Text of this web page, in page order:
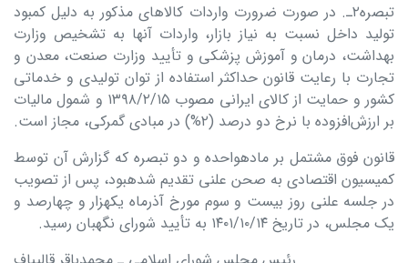
تبصره۲ـ. در صورت ضرورت واردات کالاهای مذکور به دلیل کمبود
تولید داخل نسبت به نیاز بازار، واردات آنها به تشخیص وزارت
بهداشت، درمان و آموزش پزشکی و تأیید وزارت صنعت، معدن و
تجارت با رعایت قانون حداکثر استفاده از توان تولیدی و خدماتی
کشور و حمایت از کالای ایرانی مصوب ۱۳۹۸/۲/۱۵ و شمول مالیات
بر ارزش‌افزوده با نرخ دو درصد (۲%) در مبادی گمرکی، مجاز است.
قانون فوق مشتمل بر ماده­واحده و دو تبصره که گزارش آن توسط
کمیسیون اقتصادی به صحن علنی تقدیم شده­بود، پس از تصویب
در جلسه علنی روز بیست و سوم مورخ آذرماه یکهزار و چهارصد و
یک مجلس، در تاریخ ۱۴۰۱/۱۰/۱۴ به تأیید شورای نگهبان رسید.